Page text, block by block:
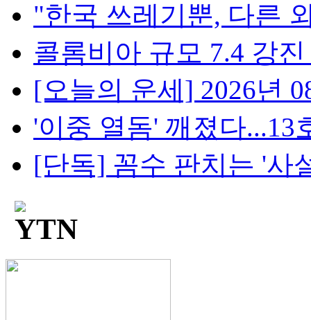
"한국 쓰레기뿐, 다른
콜롬비아 규모 7.4 강
[오늘의 운세] 2026년
'이중 열돔' 깨졌다...13
[단독] 꼼수 판치는 '사